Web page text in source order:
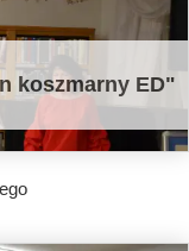
koszmarny ED"